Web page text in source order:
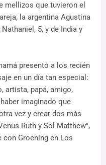
mellizos que tuvieron el
la argentina Agustina
5, y de India y
presentó a los recién
en un día tan especial:
artista, papá, amigo,
imaginado que
vez y crear dos más
Ruth y Sol Matthew",
Groening en Los